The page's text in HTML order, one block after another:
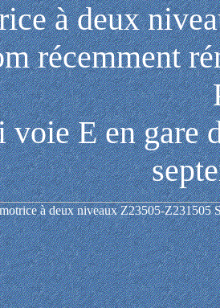
à deux
récemment
voie E en gare